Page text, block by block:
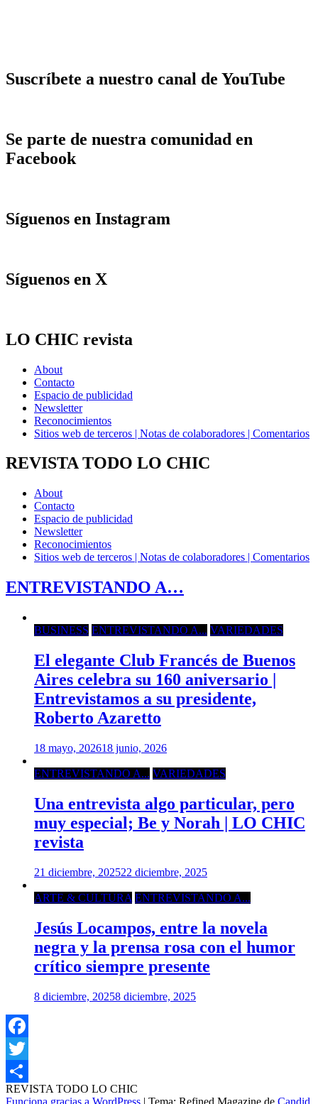
Suscríbete a nuestro canal de YouTube
Se parte de nuestra comunidad en
Facebook
Síguenos en Instagram
Síguenos en X
LO CHIC revista
About
Contacto
Espacio de publicidad
Newsletter
Reconocimientos
Sitios web de terceros | Notas de colaboradores | Comentarios
REVISTA TODO LO CHIC
About
Contacto
Espacio de publicidad
Newsletter
Reconocimientos
Sitios web de terceros | Notas de colaboradores | Comentarios
ENTREVISTANDO A…
BUSINESS ENTREVISTANDO A... VARIEDADES
El elegante Club Francés de Buenos
Aires celebra su 160 aniversario |
Entrevistamos a su presidente,
Roberto Azaretto
18 mayo, 202618 junio, 2026
ENTREVISTANDO A... VARIEDADES
Una entrevista algo particular, pero
muy especial; Be y Norah | LO CHIC
revista
21 diciembre, 202522 diciembre, 2025
ARTE & CULTURA ENTREVISTANDO A...
Jesús Locampos, entre la novela
negra y la prensa rosa con el humor
crítico siempre presente
8 diciembre, 20258 diciembre, 2025
Facebook
Twitter
Compartir
REVISTA TODO LO CHIC
Funciona gracias a WordPress | Tema: Refined Magazine de Candid